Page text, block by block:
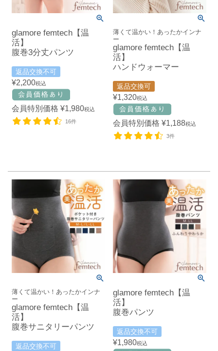
glamore femtech【温
活】
腹巻3分丈パンツ
返品交換不可
¥2,200税込
会員特別価格 ¥1,980税込
16件
薄くて温かい！あったかインナ
ー
glamore femtech【温
活】
ハンドウォーマー
返品交換可
¥1,320税込
会員特別価格 ¥1,188税込
3件
薄くて温かい！あったかインナ
ー
glamore femtech【温
活】
腹巻サニタリーパンツ
返品交換不可
glamore femtech【温
活】
腹巻パンツ
返品交換不可
¥1,980税込